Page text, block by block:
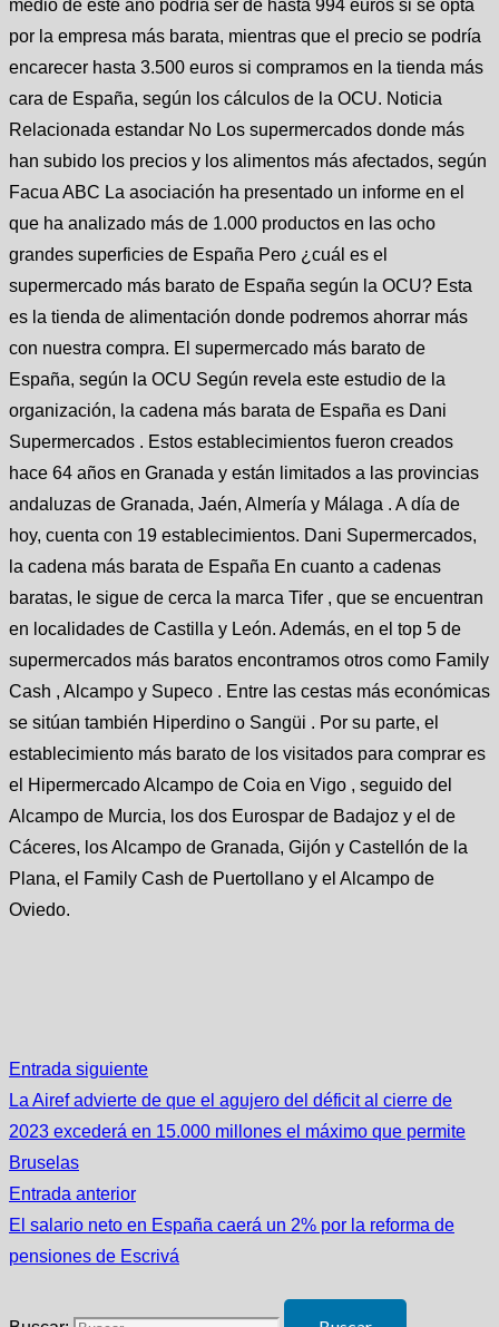
medio de este año podría ser de hasta 994 euros si se opta
por la empresa más barata, mientras que el precio se podría
encarecer hasta 3.500 euros si compramos en la tienda más
cara de España, según los cálculos de la OCU. Noticia
Relacionada estandar No Los supermercados donde más
han subido los precios y los alimentos más afectados, según
Facua ABC La asociación ha presentado un informe en el
que ha analizado más de 1.000 productos en las ocho
grandes superficies de España Pero ¿cuál es el
supermercado más barato de España según la OCU? Esta
es la tienda de alimentación donde podremos ahorrar más
con nuestra compra. El supermercado más barato de
España, según la OCU Según revela este estudio de la
organización, la cadena más barata de España es Dani
Supermercados . Estos establecimientos fueron creados
hace 64 años en Granada y están limitados a las provincias
andaluzas de Granada, Jaén, Almería y Málaga . A día de
hoy, cuenta con 19 establecimientos. Dani Supermercados,
la cadena más barata de España En cuanto a cadenas
baratas, le sigue de cerca la marca Tifer , que se encuentran
en localidades de Castilla y León. Además, en el top 5 de
supermercados más baratos encontramos otros como Family
Cash , Alcampo y Supeco . Entre las cestas más económicas
se sitúan también Hiperdino o Sangüi . Por su parte, el
establecimiento más barato de los visitados para comprar es
el Hipermercado Alcampo de Coia en Vigo , seguido del
Alcampo de Murcia, los dos Eurospar de Badajoz y el de
Cáceres, los Alcampo de Granada, Gijón y Castellón de la
Plana, el Family Cash de Puertollano y el Alcampo de
Oviedo.
Entrada siguiente
La Airef advierte de que el agujero del déficit al cierre de
2023 excederá en 15.000 millones el máximo que permite
Bruselas
Entrada anterior
El salario neto en España caerá un 2% por la reforma de
pensiones de Escrivá